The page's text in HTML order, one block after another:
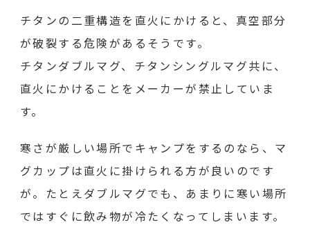
チタンの二重構造を直火にかけると、真空部分
が破裂する危険があるそうです。
チタンダブルマグ、チタンシングルマグ共に、
直火にかけることをメーカーが禁止していま
す。
寒さが厳しい場所でキャンプをするのなら、マ
グカップは直火に掛けられる方が良いのです
が。たとえダブルマグでも、あまりに寒い場所
ではすぐに飲み物が冷たくなってしまいます。